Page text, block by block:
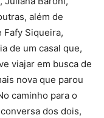
além de
Fafy Siqueira,
de um casal que,
viajar em busca de
nova que parou
caminho para o
dos dois,